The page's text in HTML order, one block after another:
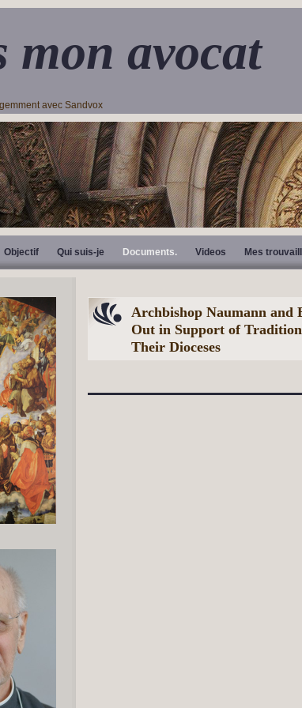
mon avocat
avec Sandvox
Objectif Qui suis-je Documents. Videos Mes
Archbishop Naumann and
Out in Support of
Their Dioceses